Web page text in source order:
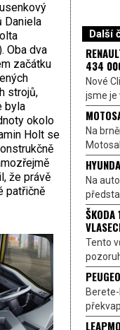
Daniela
Oba dva
začátku
strojů,
byla
okolo
Holt se
že právě
patřičně
Další
434
Nové
jsme je
Na
Na
ŠKODA
Tento